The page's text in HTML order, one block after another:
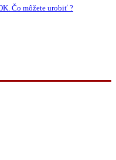
Čo môžete urobiť ?